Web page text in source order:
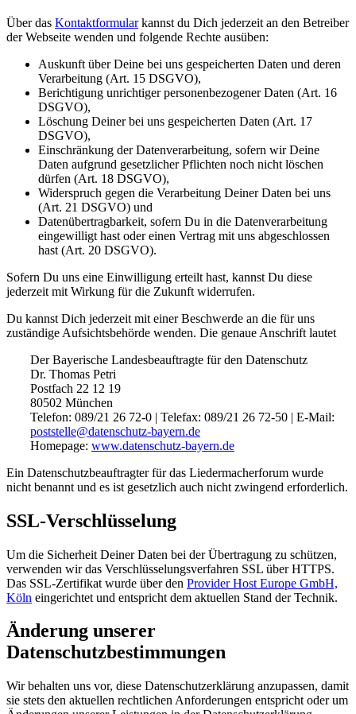
Über das Kontaktformularkannst du Dich jederzeit an den Betreiber
der Webseite wenden und folgende Rechte ausüben:
Auskunft über Deine bei uns gespeicherten Daten und deren
Verarbeitung (Art. 15 DSGVO),
Berichtigung unrichtiger personenbezogener Daten (Art. 16
DSGVO),
Löschung Deiner bei uns gespeicherten Daten (Art. 17
DSGVO),
Einschränkung der Datenverarbeitung, sofern wir Deine
Daten aufgrund gesetzlicher Pflichten noch nicht löschen
dürfen (Art. 18 DSGVO),
Widerspruch gegen die Verarbeitung Deiner Daten bei uns
(Art. 21 DSGVO) und
Datenübertragbarkeit, sofern Du in die Datenverarbeitung
eingewilligt hast oder einen Vertrag mit uns abgeschlossen
hast (Art. 20 DSGVO).
Sofern Du uns eine Einwilligung erteilt hast, kannst Du diese
jederzeit mit Wirkung für die Zukunft widerrufen.
Du kannst Dich jederzeit mit einer Beschwerde an die für uns
zuständige Aufsichtsbehörde wenden. Die genaue Anschrift lautet
Der Bayerische Landesbeauftragte für den Datenschutz
Dr. Thomas Petri
Postfach 22 12 19
80502 München
Telefon: 089/21 26 72-0 | Telefax: 089/21 26 72-50 | E-Mail:
poststelle@datenschutz-bayern.de
Homepage: www.datenschutz-bayern.de
Ein Datenschutzbeauftragter für das Liedermacherforum wurde
nicht benannt und es ist gesetzlich auch nicht zwingend erforderlich.
SSL-Verschlüsselung
Um die Sicherheit Deiner Daten bei der Übertragung zu schützen,
verwenden wir das Verschlüsselungsverfahren SSL über HTTPS.
Das SSL-Zertifikat wurde über den Provider Host Europe GmbH,
Köln eingerichtet und entspricht dem aktuellen Stand der Technik.
Änderung unserer
Datenschutzbestimmungen
Wir behalten uns vor, diese Datenschutzerklärung anzupassen, damit
sie stets den aktuellen rechtlichen Anforderungen entspricht oder um